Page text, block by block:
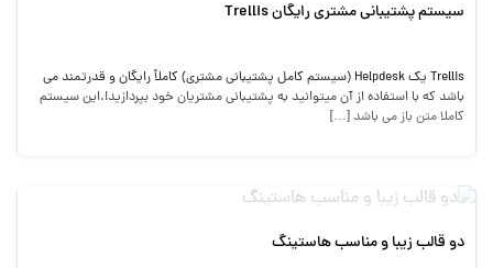
سیستم پشتیبانی مشتری رایگان Trellis
Trellis یک Helpdesk (سیستم کامل پشتیبانی مشتری) کاملاً رایگان و قدرتمند می
باشد که با استفاده از آن میتوانید به پشتیبانی مشتریان خود بپردازید!.این سیستم
کاملا متن باز می باشد […]
دو قالب زیبا و مناسب هاستینگ